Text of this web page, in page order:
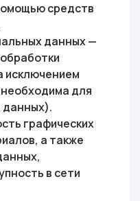
средств
данных —
исключением
для
данных).
графических
а также
в сети